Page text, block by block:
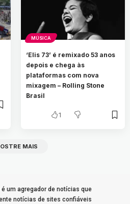
MÚSICA
‘Elis 73’ é remixado 53 anos
depois e chega às
plataformas com nova
mixagem – Rolling Stone
Brasil
1
MAIS
é um agregador de notícias que
notícias de sites confiáveis